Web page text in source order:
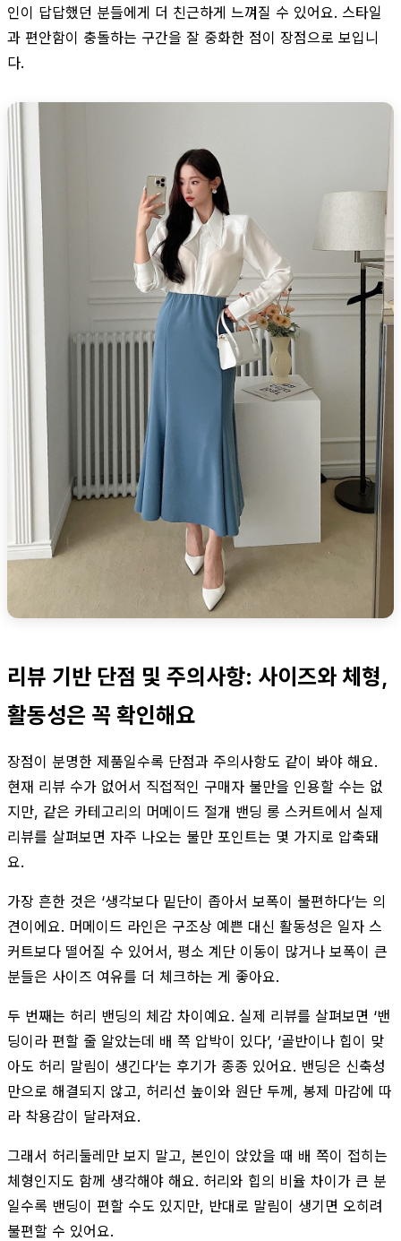
인이 답답했던 분들에게 더 친근하게 느껴질 수 있어요. 스타일
과 편안함이 충돌하는 구간을 잘 중화한 점이 장점으로 보입니
다.
리뷰 기반 단점 및 주의사항: 사이즈와 체형,
활동성은 꼭 확인해요
장점이 분명한 제품일수록 단점과 주의사항도 같이 봐야 해요.
현재 리뷰 수가 없어서 직접적인 구매자 불만을 인용할 수는 없
지만, 같은 카테고리의 머메이드 절개 밴딩 롱 스커트에서 실제
리뷰를 살펴보면 자주 나오는 불만 포인트는 몇 가지로 압축돼
요.
가장 흔한 것은 ‘생각보다 밑단이 좁아서 보폭이 불편하다’는 의
견이에요. 머메이드 라인은 구조상 예쁜 대신 활동성은 일자 스
커트보다 떨어질 수 있어서, 평소 계단 이동이 많거나 보폭이 큰
분들은 사이즈 여유를 더 체크하는 게 좋아요.
두 번째는 허리 밴딩의 체감 차이예요. 실제 리뷰를 살펴보면 ‘밴
딩이라 편할 줄 알았는데 배 쪽 압박이 있다’, ‘골반이나 힙이 맞
아도 허리 말림이 생긴다’는 후기가 종종 있어요. 밴딩은 신축성
만으로 해결되지 않고, 허리선 높이와 원단 두께, 봉제 마감에 따
라 착용감이 달라져요.
그래서 허리둘레만 보지 말고, 본인이 앉았을 때 배 쪽이 접히는
체형인지도 함께 생각해야 해요. 허리와 힙의 비율 차이가 큰 분
일수록 밴딩이 편할 수도 있지만, 반대로 말림이 생기면 오히려
불편할 수 있어요.